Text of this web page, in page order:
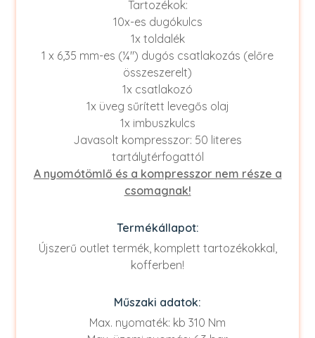
Tartozékok:
10x-es dugókulcs
1x toldalék
1 x 6,35 mm-es (¼″) dugós csatlakozás (előre
összeszerelt)
1x csatlakozó
1x üveg sűrített levegős olaj
1x imbuszkulcs
Javasolt kompresszor: 50 literes
tartálytérfogattól
A nyomótömlő és a kompresszor nem része a
csomagnak!
Termékállapot:
Újszerű outlet termék, komplett tartozékokkal,
kofferben!
Műszaki adatok:
Max. nyomaték: kb 310 Nm